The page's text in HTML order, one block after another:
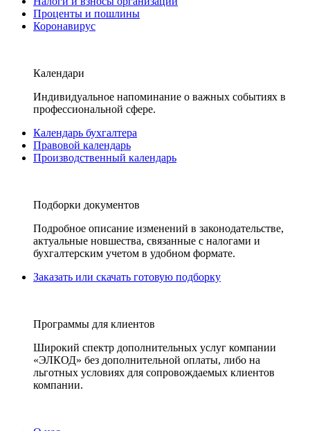
Проценты и пошлины
Коронавирус
Календари
Индивидуальное напоминание о важных событиях в
профессиональной сфере.
Календарь бухгалтера
Правовой календарь
Производственный календарь
Подборки документов
Подробное описание изменений в законодательстве,
актуальные новшества, связанные с налогами и
бухгалтерским учетом в удобном формате.
Заказать или скачать готовую подборку
Программы для клиентов
Широкий спектр дополнительных услуг компании
«ЭЛКОД» без дополнительной оплаты, либо на
льготных условиях для сопровождаемых клиентов
компании.